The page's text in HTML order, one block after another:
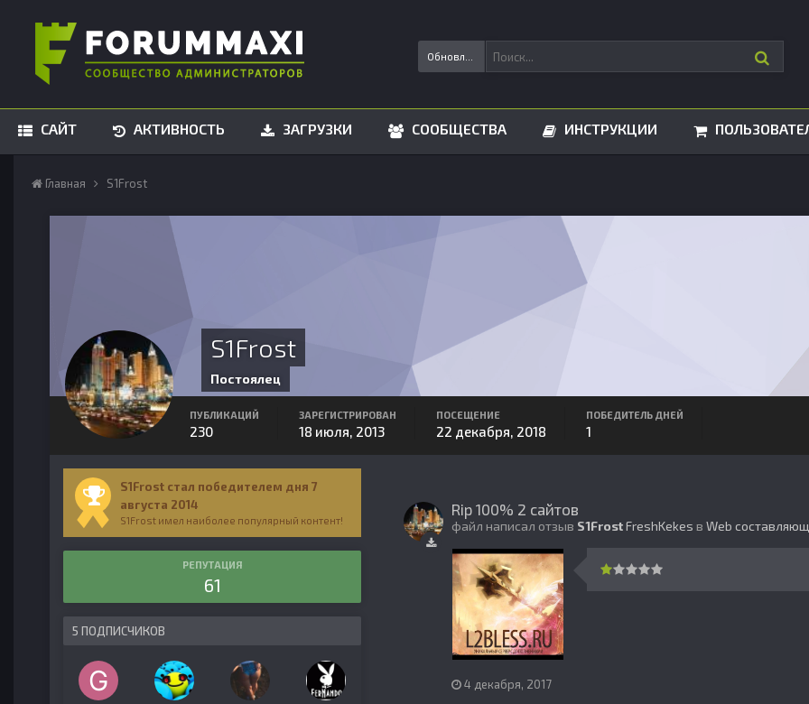
САЙТ АКТИВНОСТЬ ЗАГРУЗКИ СООБЩЕСТВА ИНСТРУКЦИИ
Главная S1Frost
S1Frost
Постоялец
ПУБЛИКАЦИЙ
230
ЗАРЕГИСТРИРОВАН
18 июля, 2013
ПОСЕЩЕНИЕ
22 декабря, 2018
ПОБЕДИТЕЛЬ ДНЕЙ
1
S1Frost стал победителем дня 7
августа 2014
S1Frost имел наиболее популярный контент!
РЕПУТАЦИЯ
61
5 ПОДПИСЧИКОВ
Rip 100% 2 сайтов
файл написал отзыв S1FrostFreshKekes в Web
4 декабря, 2017